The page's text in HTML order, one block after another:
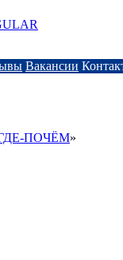
Вакансии
ПОЧЁМ»